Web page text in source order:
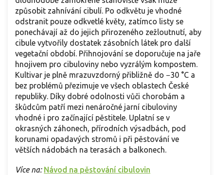
způsobit zahnívání cibulí. Po odkvětu je vhodné
odstranit pouze odkvetlé květy, zatímco listy se
ponechávají až do jejich přirozeného zežloutnutí, aby
cibule vytvořily dostatek zásobních látek pro další
vegetační období. Přihnojování se doporučuje na jaře
hnojivem pro cibuloviny nebo vyzrálým kompostem.
Kultivar je plně mrazuvzdorný přibližně do −30 °C a
bez problémů přezimuje ve všech oblastech České
republiky. Díky dobré odolnosti vůči chorobám a
škůdcům patří mezi nenáročné jarní cibuloviny
vhodné i pro začínající pěstitele. Uplatní se v
okrasných záhonech, přírodních výsadbách, pod
korunami opadavých stromů i při pěstování ve
větších nádobách na terasách a balkonech.
Více na: Návod na pěstování cibulovin